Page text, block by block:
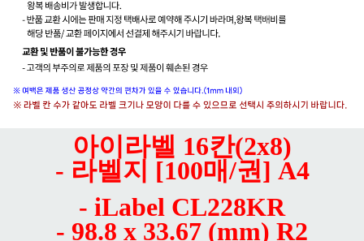
아이라벨 16칸(2x8)
- 라벨지 [100매/권] A4
- iLabel CL228KR
- 98.8 x 33.67 (mm) R2